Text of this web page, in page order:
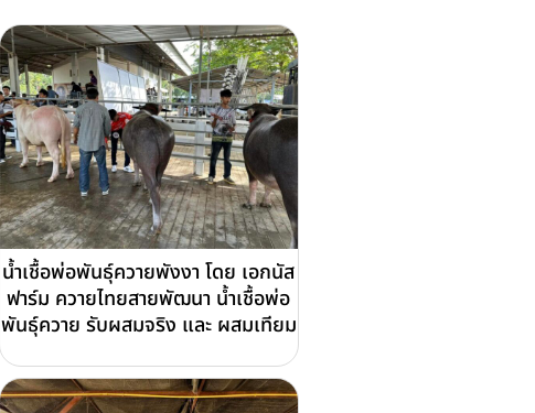
น้ำเชื้อพ่อพันธุ์ควายพังงา โดย เอกนัส
ฟาร์ม ควายไทยสายพัฒนา น้ำเชื้อพ่อ
พันธุ์ควาย รับผสมจริง และ ผสมเทียม